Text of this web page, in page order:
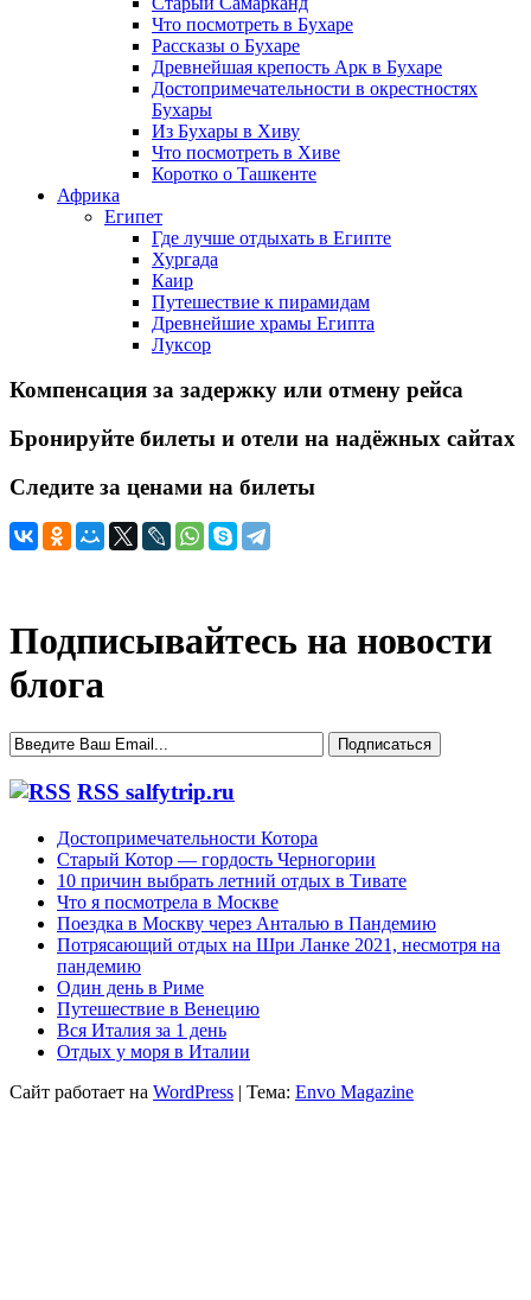
Что посмотреть в Бухаре
Рассказы о Бухаре
Древнейшая крепость Арк в Бухаре
Достопримечательности в окрестностях
Бухары
Из Бухары в Хиву
Что посмотреть в Хиве
Коротко о Ташкенте
Африка
Египет
Где лучше отдыхать в Египте
Хургада
Каир
Путешествие к пирамидам
Древнейшие храмы Египта
Луксор
Компенсация за задержку или отмену рейса
Бронируйте билеты и отели на надёжных сайтах
Следите за ценами на билеты
Подписывайтесь на новости
блога
RSS salfytrip.ru
Достопримечательности Котора
Старый Котор — гордость Черногории
10 причин выбрать летний отдых в Тивате
Что я посмотрела в Москве
Поездка в Москву через Анталью в Пандемию
Потрясающий отдых на Шри Ланке 2021, несмотря на
пандемию
Один день в Риме
Путешествие в Венецию
Вся Италия за 1 день
Отдых у моря в Италии
Сайт работает на WordPress | Тема: Envo Magazine